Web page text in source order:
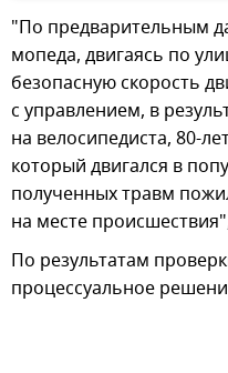
"По предварительным
мопеда, двигаясь по
безопасную скорость
с управлением, в
на велосипедиста, 80-
который двигался в
полученных травм
на месте
По результатам
процессуальное